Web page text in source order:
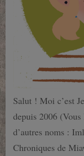
Salut ! Moi c’est
depuis 2006 (Vous
d’autres noms :
Chroniques de